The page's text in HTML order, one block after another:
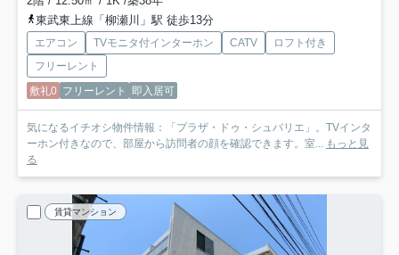
東武東上線「柳瀬川」駅 徒歩13分
エアコン TVモニタ付インターホン CATV
ロフト付き
フリーレント
敷礼0 フリーレント 即入居可
気になるイチオシ物件情報：「プラザ・ドゥ・シュバリエ」。TVインタ
ーホン付きなので、部屋から訪問者の顔を確認できます。室... もっと見
る
賃貸マンション